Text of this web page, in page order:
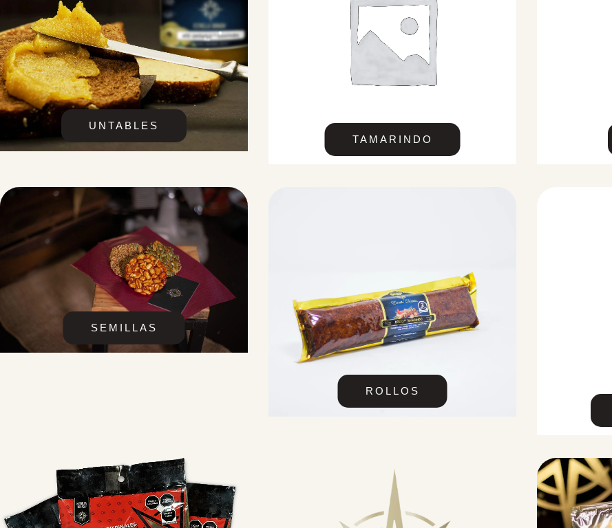
UNTABLES
TAMARINDO
SEMILLAS
ROLLOS